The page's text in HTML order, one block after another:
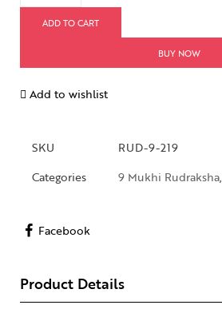
ADD TO CART
BUY NOW
Add to wishlist
SKU
RUD-9-219
Categories
9 Mukhi Rudraksha,
Facebook
Product Details